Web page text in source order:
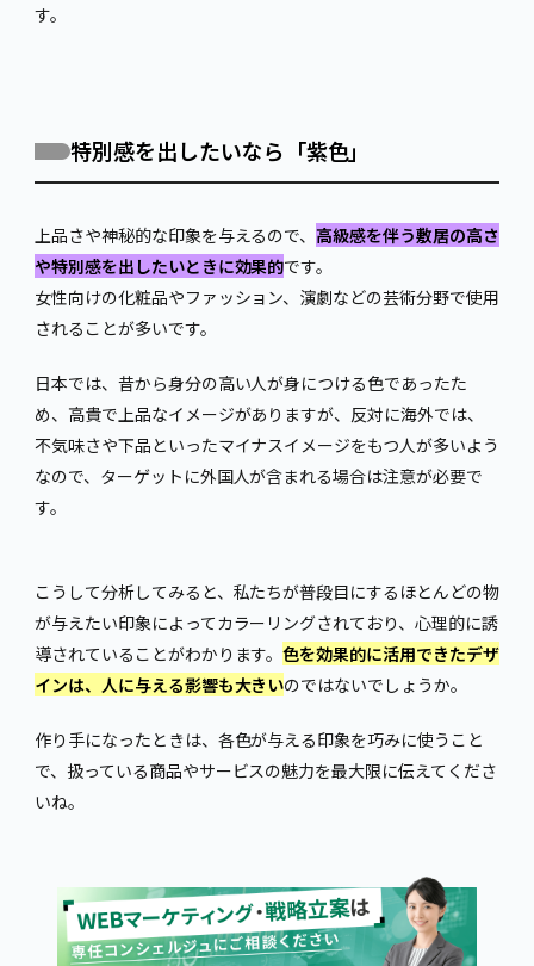
す。
特別感を出したいなら「紫色」
上品さや神秘的な印象を与えるので、 高級感を伴う敷居の高さ
や特別感を出したいときに効果的です。
女性向けの化粧品やファッション、演劇などの芸術分野で使用
されることが多いです。
日本では、昔から身分の高い人が身につける色であったた
め、高貴で上品なイメージがありますが、反対に海外では、
不気味さや下品といったマイナスイメージをもつ人が多いよう
なので、ターゲットに外国人が含まれる場合は注意が必要で
す。
こうして分析してみると、私たちが普段目にするほとんどの物
が与えたい印象によってカラーリングされており、心理的に誘
導されていることがわかります。色を効果的に活用できたデザ
インは、人に与える影響も大きいのではないでしょうか。
作り手になったときは、各色が与える印象を巧みに使うこと
で、扱っている商品やサービスの魅力を最大限に伝えてくださ
いね。